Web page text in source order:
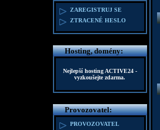
ZAREGISTRUJ SE
ZTRACENÉ HESLO
Hosting, domény:
Nejlepší hosting ACTIVE24-
vyzkoušejte zdarma.
Provozovatel:
PROVOZOVATEL